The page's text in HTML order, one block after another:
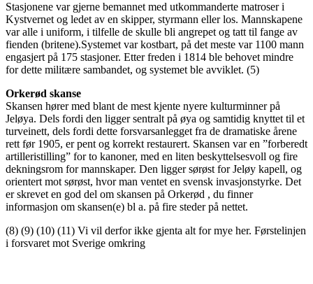
Stasjonene var gjerne bemannet med utkommanderte matroser i
Kystvernet og ledet av en skipper, styrmann eller los. Mannskapene
var alle i uniform, i tilfelle de skulle bli angrepet og tatt til fange av
fienden (britene).Systemet var kostbart, på det meste var 1100 mann
engasjert på 175 stasjoner. Etter freden i 1814 ble behovet mindre
for dette militære sambandet, og systemet ble avviklet. (5)
Orkerød skanse
Skansen hører med blant de mest kjente nyere kulturminner på
Jeløya. Dels fordi den ligger sentralt på øya og samtidig knyttet til et
turveinett, dels fordi dette forsvarsanlegget fra de dramatiske årene
rett før 1905, er pent og korrekt restaurert. Skansen var en ”forberedt
artilleristilling” for to kanoner, med en liten beskyttelsesvoll og fire
dekningsrom for mannskaper. Den ligger sørøst for Jeløy kapell, og
orientert mot sørøst, hvor man ventet en svensk invasjonstyrke. Det
er skrevet en god del om skansen på Orkerød , du finner
informasjon om skansen(e) bl a. på fire steder på nettet.
(8) (9) (10) (11) Vi vil derfor ikke gjenta alt for mye her. Førstelinjen
i forsvaret mot Sverige omkring